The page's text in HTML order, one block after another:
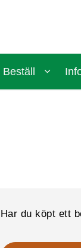
Beställ
Har du köpt ett